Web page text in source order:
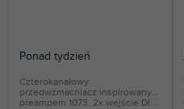
Ponad tydzień
Czterokanałowy
przedwzmacniacz inspirowany
preampem 1073. 2x wejście DI...